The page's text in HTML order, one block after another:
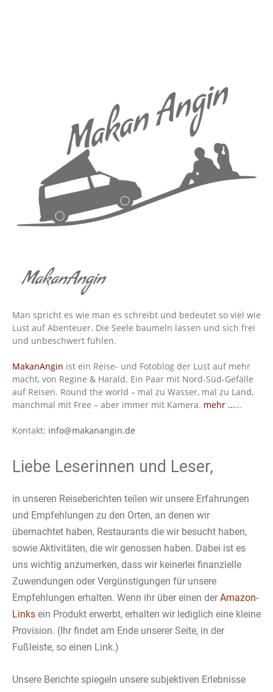
MakanAngin
Man spricht es wie man es schreibt und bedeutet so viel wie
Lust auf Abenteuer. Die Seele baumeln lassen und sich frei
und unbeschwert fühlen.
MakanAngin ist ein Reise- und Fotoblog der Lust auf mehr
macht, von Regine & Harald. Ein Paar mit Nord-Süd-Gefälle
auf Reisen. Round the world – mal zu Wasser, mal zu Land,
manchmal mit Free – aber immer mit Kamera. mehr ...…
Kontakt: info@makanangin.de
Liebe Leserinnen und Leser,
in unseren Reiseberichten teilen wir unsere Erfahrungen
und Empfehlungen zu den Orten, an denen wir
übernachtet haben, Restaurants die wir besucht haben,
sowie Aktivitäten, die wir genossen haben. Dabei ist es
uns wichtig anzumerken, dass wir keinerlei finanzielle
Zuwendungen oder Vergünstigungen für unsere
Empfehlungen erhalten. Wenn ihr über einen der Amazon-
Links ein Produkt erwerbt, erhalten wir lediglich eine kleine
Provision. (Ihr findet am Ende unserer Seite, in der
Fußleiste, so einen Link.)
Unsere Berichte spiegeln unsere subjektiven Erlebnisse